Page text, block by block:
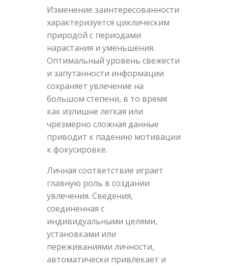
Изменение заинтересованности
характеризуется циклическим
природой с периодами
нарастания и уменьшения.
Оптимальный уровень свежести
и запутанности информации
сохраняет увлечение на
большом степени, в то время
как излишне легкая или
чрезмерно сложная данные
приводит к падению мотивации
к фокусировке.
Личная соответствие играет
главную роль в создании
увлечения. Сведения,
соединенная с
индивидуальными целями,
установками или
переживаниями личности,
автоматически привлекает и